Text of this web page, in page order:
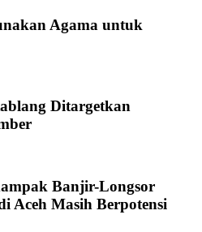
Agama untuk
Ditargetkan
Banjir-Longsor
Aceh Masih Berpotensi